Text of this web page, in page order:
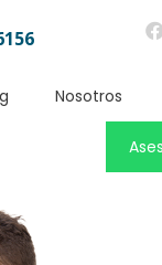
Nosotros